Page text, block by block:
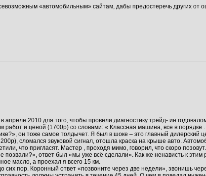
«автомобильным» сайтам, дабы предостеречь других от
апреле 2010 для того, чтобы провели диагностику трейд- ин
работ и ценой (1700р) со словами: « Классная машина, все в порядке
он тоже самое толдычет. Я был в шоке – это главный дилерский
сломался звуковой сигнал, отошла краска на крыше авто.
что пригласят. Мастер , проходя мимо, говорил, что скоро
позвали?», ответ был «мы уже всё сделали». Как же ненависть к этим
масло, а проехал я всего 15 км.
сих пор. Коронный ответ «позвоните через две недели», звонишь